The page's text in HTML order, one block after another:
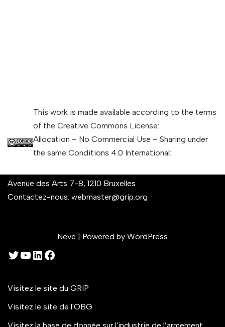
This work is made available according to the terms
of the Creative Commons License:
Allocation – No Commercial Use – Sharing under
the same Conditions 4.0 International:
Avenue des Arts 7-8, 1210 Bruxelles
Contactez-nous: webmaster@grip.org
Neve | Powered by WordPress
Visitez le site du GRIP
Visitez le site de l'OBG